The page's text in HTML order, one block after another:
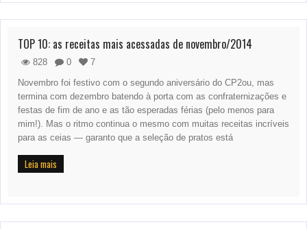
TOP 10: as receitas mais acessadas de novembro/2014
828 0
7
Novembro foi festivo com o segundo aniversário do CP2ou, mas
termina com dezembro batendo à porta com as confraternizações e
festas de fim de ano e as tão esperadas férias (pelo menos para
mim!). Mas o ritmo continua o mesmo com muitas receitas incríveis
para as ceias — garanto que a seleção de pratos está
Leia mais